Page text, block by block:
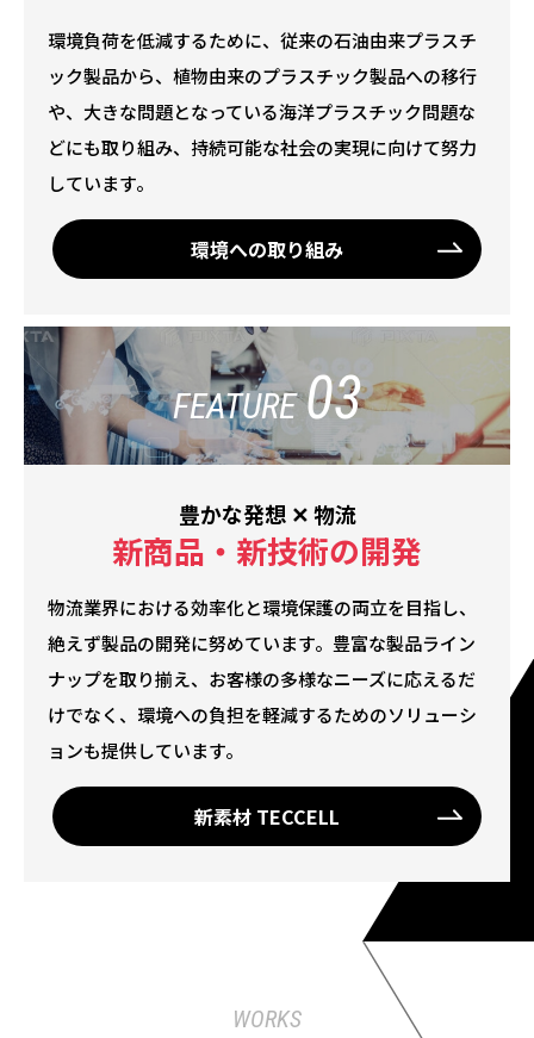
環境負荷を低減するために、従来の石油由来プラスチ
ック製品から、植物由来のプラスチック製品への移行
や、大きな問題となっている海洋プラスチック問題な
どにも取り組み、持続可能な社会の実現に向けて努力
しています。
環境への取り組み
FEATURE 03
豊かな発想 ✕ 物流
新商品・新技術の開発
物流業界における効率化と環境保護の両立を目指し、
絶えず製品の開発に努めています。豊富な製品ライン
ナップを取り揃え、お客様の多様なニーズに応えるだ
けでなく、環境への負担を軽減するためのソリューシ
ョンも提供しています。
新素材 TECCELL
WORKS